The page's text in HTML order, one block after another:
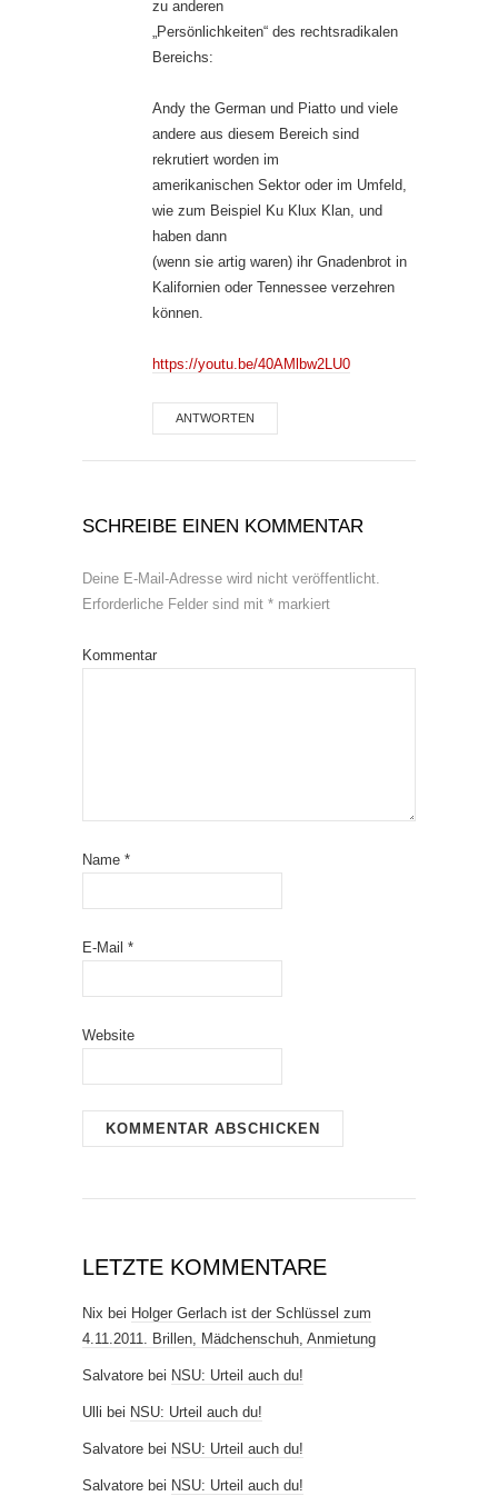
zu anderen
„Persönlichkeiten“ des rechtsradikalen
Bereichs:
Andy the German und Piatto und viele
andere aus diesem Bereich sind
rekrutiert worden im
amerikanischen Sektor oder im Umfeld,
wie zum Beispiel Ku Klux Klan, und
haben dann
(wenn sie artig waren) ihr Gnadenbrot in
Kalifornien oder Tennessee verzehren
können.
https://youtu.be/40AMlbw2LU0
ANTWORTEN
SCHREIBE EINEN KOMMENTAR
Deine E-Mail-Adresse wird nicht veröffentlicht.
Erforderliche Felder sind mit * markiert
Kommentar
Name *
E-Mail *
Website
LETZTE KOMMENTARE
Nix bei Holger Gerlach ist der Schlüssel zum
4.11.2011. Brillen, Mädchenschuh, Anmietung
Salvatore bei NSU: Urteil auch du!
Ulli bei NSU: Urteil auch du!
Salvatore bei NSU: Urteil auch du!
Salvatore bei NSU: Urteil auch du!